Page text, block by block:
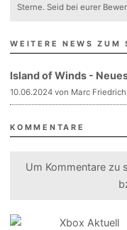
Sterne. Seid bei eurer
WEITERE NEWS ZUM
Island of Winds -
10.06.2024 von Marc
KOMMENTARE
Um Kommentare zu
Xbox Aktuell